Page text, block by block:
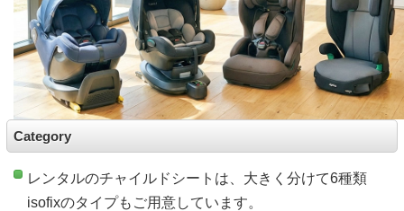
Category
レンタルのチャイルドシートは、大きく分けて6種類
isofixのタイプもご用意しています。